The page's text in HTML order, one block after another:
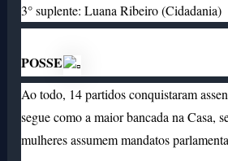
3° suplente: Luana Ribeiro (Cidadania)
POSSE
Ao todo, 14 partidos conquistaram
segue como a maior bancada na Casa,
mulheres assumem mandatos